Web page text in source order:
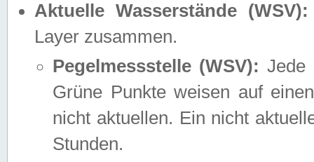
Aktuelle Wasserstände (WSV):
Layer zusammen.
Pegelmessstelle (WSV): Jede
Grüne Punkte weisen auf
nicht aktuellen. Ein nicht
Stunden.